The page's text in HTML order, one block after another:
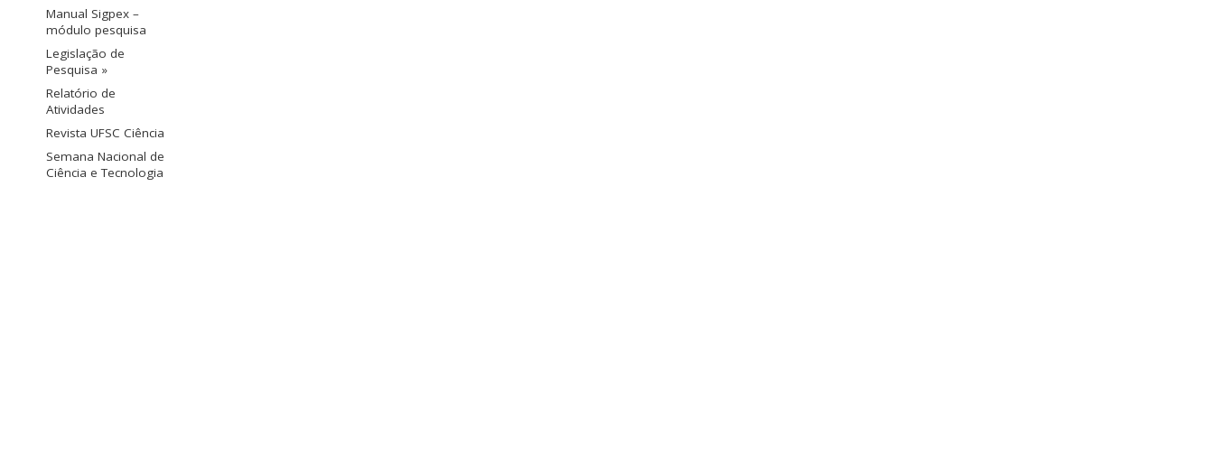
Manual Sigpex –
módulo pesquisa
Legislação de
Pesquisa »
Relatório de
Atividades
Revista UFSC Ciência
Semana Nacional de
Ciência e Tecnologia